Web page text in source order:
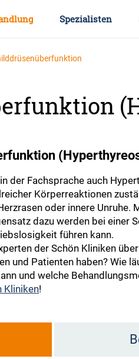
Spezialisten
der Fachsprache auch
Körperreaktionen
oder innere
dazu werden bei
führen kann.
der Schön Kliniken
und Patienten haben? Wie
und welche
Kliniken!